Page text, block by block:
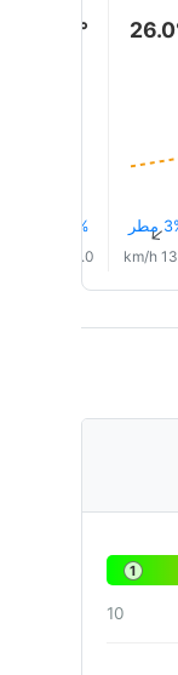
مطر↑
13.0
26.0°
3% مطر
13.0 km/h
1
10